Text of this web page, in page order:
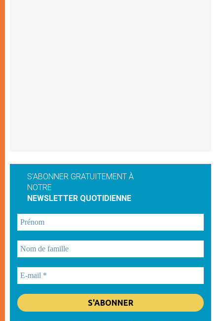
S'ABONNER GRATUITEMENT À
NOTRE
NEWSLETTER QUOTIDIENNE